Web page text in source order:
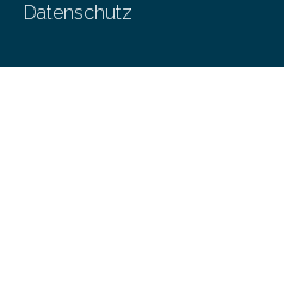
Datenschutz